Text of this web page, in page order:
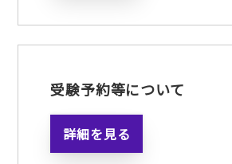
受験予約等について
詳細を見る